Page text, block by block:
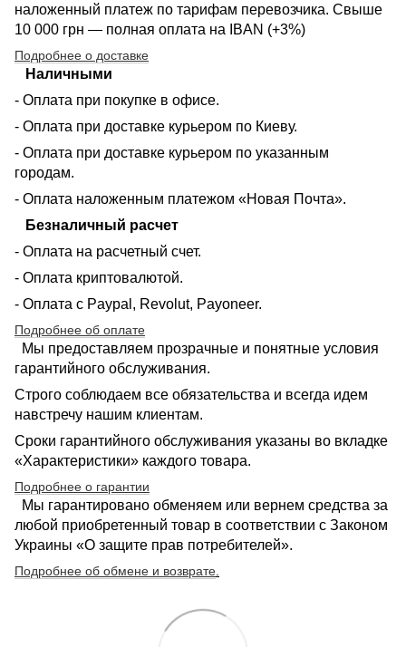
наложенный платеж по тарифам перевозчика. Свыше
10 000 грн — полная оплата на IBAN (+3%)
Подробнее о доставке
Наличными
- Оплата при покупке в офисе.
- Оплата при доставке курьером по Киеву.
- Оплата при доставке курьером по указанным
городам.
- Оплата наложенным платежом «Новая Почта».
Безналичный расчет
- Оплата на расчетный счет.
- Оплата криптовалютой.
- Оплата с Paypal, Revolut, Payoneer.
Подробнее об оплате
Мы предоставляем прозрачные и понятные условия
гарантийного обслуживания.
Строго соблюдаем все обязательства и всегда идем
навстречу нашим клиентам.
Сроки гарантийного обслуживания указаны во вкладке
«Характеристики» каждого товара.
Подробнее о гарантии
Мы гарантировано обменяем или вернем средства за
любой приобретенный товар в соответствии с Законом
Украины «О защите прав потребителей».
Подробнее об обмене и возврате